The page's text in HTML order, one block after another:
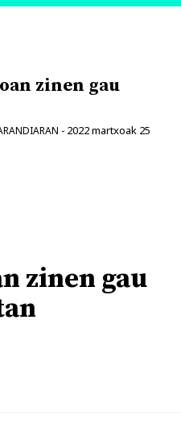
zinen gau
- 2022 martxoak 25
zinen gau